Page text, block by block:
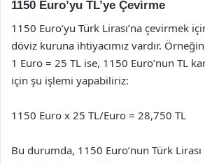
1150 Euro’yu TL’ye Çevirme
1150 Euro’yu Türk Lirası’na çevirmek
döviz kuruna ihtiyacımız vardır.
1 Euro = 25 TL ise, 1150 Euro’nun TL
için şu işlemi yapabiliriz:
1150 Euro x 25 TL/Euro = 28,750 TL
Bu durumda, 1150 Euro’nun Türk Lirası